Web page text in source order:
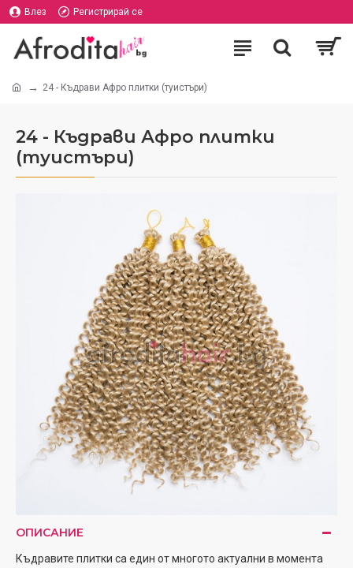
Влез Регистрирай се
24 - Къдрави Афро плитки (туистъри)
24 - Къдрави Афро плитки
(туистъри)
ОПИСАНИЕ
Къдравите плитки са един от многото актуални в момента